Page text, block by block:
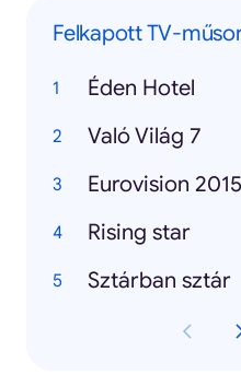
Felkapott TV-
Éden Hotel
Való Világ 7
Eurovision 2015
Rising star
Sztárban sztár